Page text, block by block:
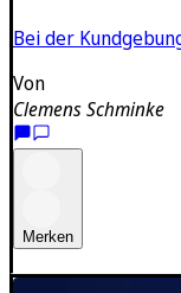
Bei der
Von
Clemens Schminke
Merken